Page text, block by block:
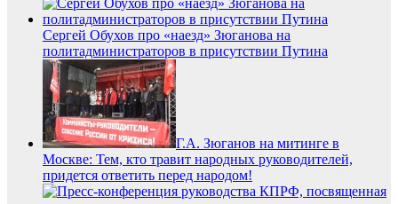
Сергей Обухов про «наезд» Зюганова на
политадминистраторов в присутствии Путина
Г.А. Зюганов на митинге в
Москве: Тем, кто травит народных руководителей,
придется ответить перед народом!